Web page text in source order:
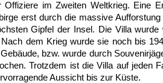
Offiziere im Zweiten Weltkrieg. Eine
erst durch die massive
Gipfel der Insel. Die Villa
Nach dem Krieg wurde sie noch bis
bzw. wurde durch
Trotzdem ist die Villa auf jeden
Aussicht bis zur Küste.